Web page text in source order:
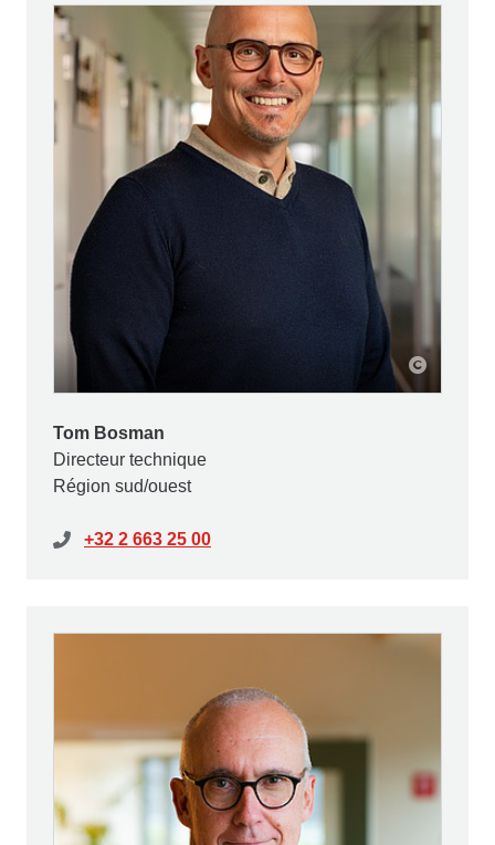
Tom Bosman
Directeur technique
Région sud/ouest
+32 2 663 25 00